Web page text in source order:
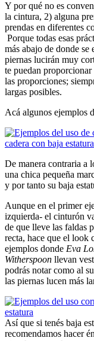
Y por qué no es
la cintura, 2) alguna
prendas en diferentes
Porque todas esas
más abajo de donde se
piernas lucirán muy
te puedan
las proporciones;
largas posibles.
Acá algunos ejemplos
De manera contraria a
una chica pequeña
y por tanto su baja
Aunque en el primer
izquierda- el cinturón
de que lleve las faldas
recta, hace que el
ejemplos donde Eva
Witherspoon llevan
podrás notar como al
las piernas lucen más
Así que si tenés baja
recomendamos hacer